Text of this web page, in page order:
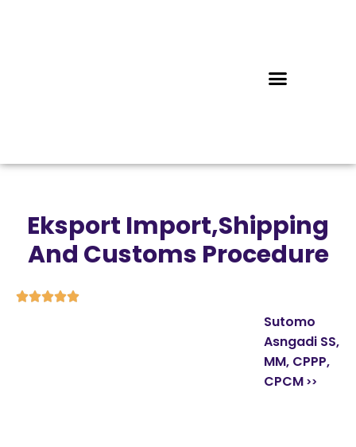
Eksport Import,Shipping
And Customs Procedure

Sutomo
Asngadi SS,
MM, CPPP,
CPCM